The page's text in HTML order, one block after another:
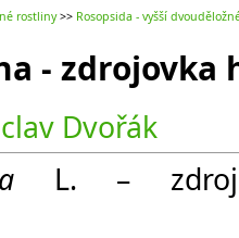
rostliny>> Rosopsida - vyšší
- zdrojovka
Dvořák
L. –